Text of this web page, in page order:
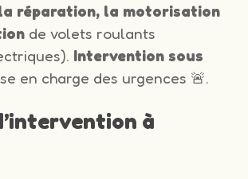
réparation, la motorisation
de volets roulants
Intervention sous
en charge des urgences 🚨.
à